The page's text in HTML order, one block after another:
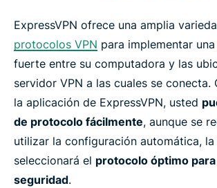
ExpressVPN ofrece una amplia
protocolos VPN para implementar
fuerte entre su computadora y las
servidor VPN a las cuales se conecta.
la aplicación de ExpressVPN, usted
de protocolo fácilmente, aunque se
utilizar la configuración automática, la
seleccionará el protocolo óptimo
seguridad.